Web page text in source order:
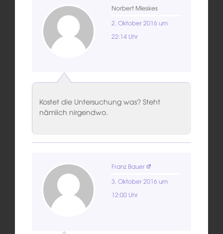
Norbert Mieskes
2. Oktober 2016 um
22:14 Uhr
Kostet die Untersuchung was? Steht
nämlich nirgendwo.
Franz Bauer
3. Oktober 2016 um
12:00 Uhr